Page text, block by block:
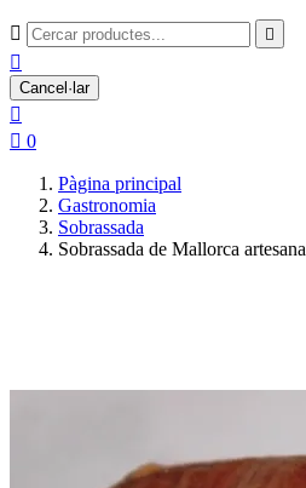
 

Cancel·lar

 0
Pàgina principal
Gastronomia
Sobrassada
Sobrassada de Mallorca artesana